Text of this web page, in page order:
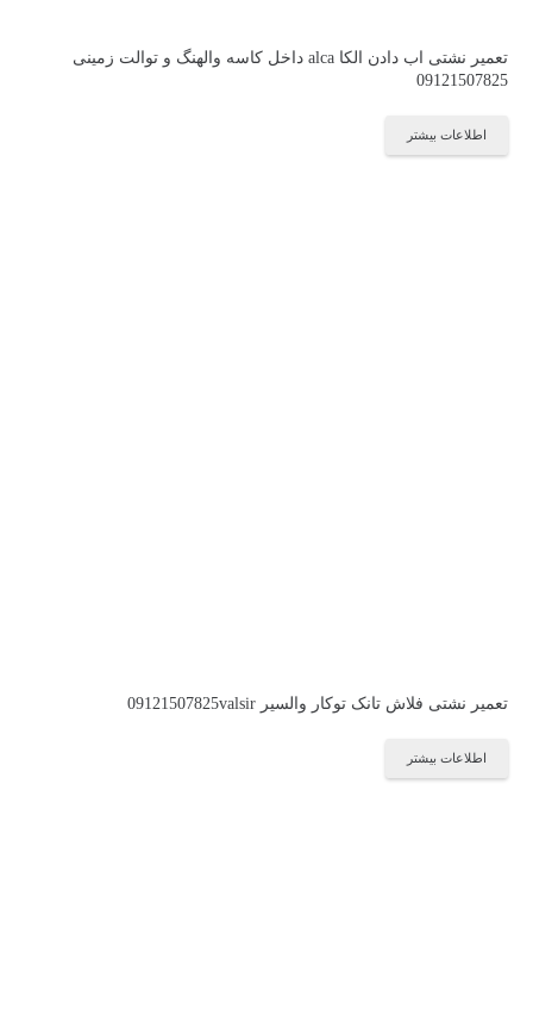
تعمیر نشتی اب دادن الکا alca داخل کاسه والهنگ و توالت زمینی
09121507825
اطلاعات بیشتر
تعمیر نشتی فلاش تانک توکار والسیر 09121507825valsir
اطلاعات بیشتر